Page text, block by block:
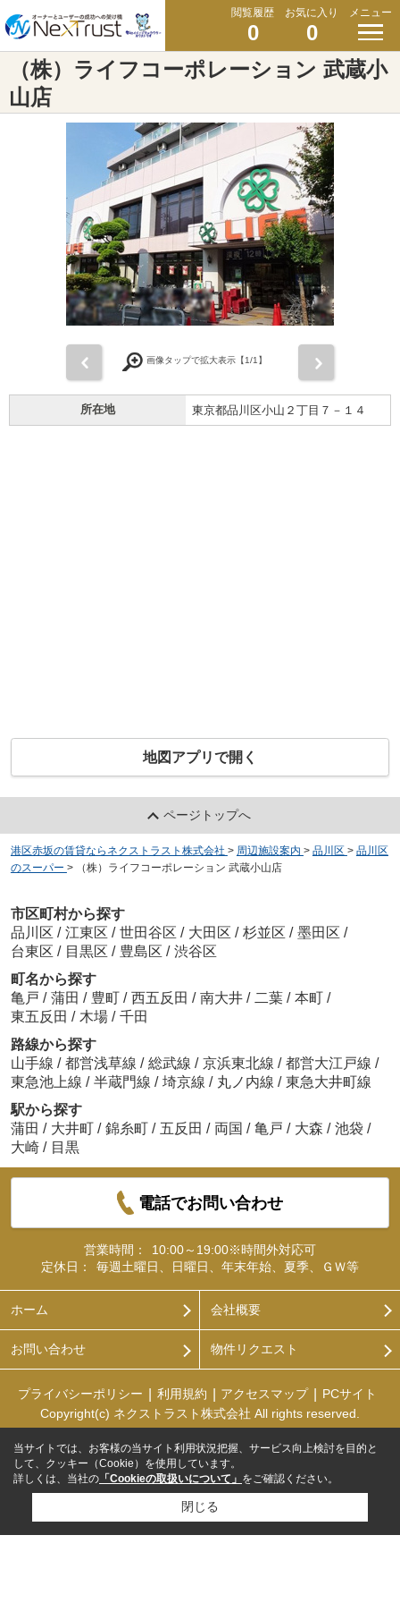
閲覧履歴
0
お気に入り
0
メニュー
（株）ライフコーポレーション 武蔵小
山店
画像タップで拡大表示【1/1】
所在地 東京都品川区小山２丁目７－１４
地図アプリで開く
ページトップへ
港区赤坂の賃貸ならネクストラスト株式会社 > 周辺施設案内 > 品川区 > 品川区
のスーパー > （株）ライフコーポレーション 武蔵小山店
市区町村から探す
品川区 / 江東区 / 世田谷区 / 大田区 / 杉並区 / 墨田区 /
台東区 / 目黒区 / 豊島区 / 渋谷区
町名から探す
亀戸 / 蒲田 / 豊町 / 西五反田 / 南大井 / 二葉 / 本町 /
東五反田 / 木場 / 千田
路線から探す
山手線 / 都営浅草線 / 総武線 / 京浜東北線 / 都営大江戸線 /
東急池上線 / 半蔵門線 / 埼京線 / 丸ノ内線 / 東急大井町線
駅から探す
蒲田 / 大井町 / 錦糸町 / 五反田 / 両国 / 亀戸 / 大森 / 池袋 /
大崎 / 目黒
電話でお問い合わせ
営業時間：
10:00～19:00※時間外対応可
定休日：
毎週土曜日、日曜日、年末年始、夏季、ＧＷ等
ホーム 会社概要
お問い合わせ 物件リクエスト
プライバシーポリシー 利用規約 アクセスマップ
PCサイト
Copyright(c) ネクストラスト株式会社 All rights reserved.
当サイトでは、お客様の当サイト利用状況把握、サービス向上検討を目的と
して、クッキー（Cookie）を使用しています。
詳しくは、当社の 「Cookieの取扱いについて」 をご確認ください。
閉じる